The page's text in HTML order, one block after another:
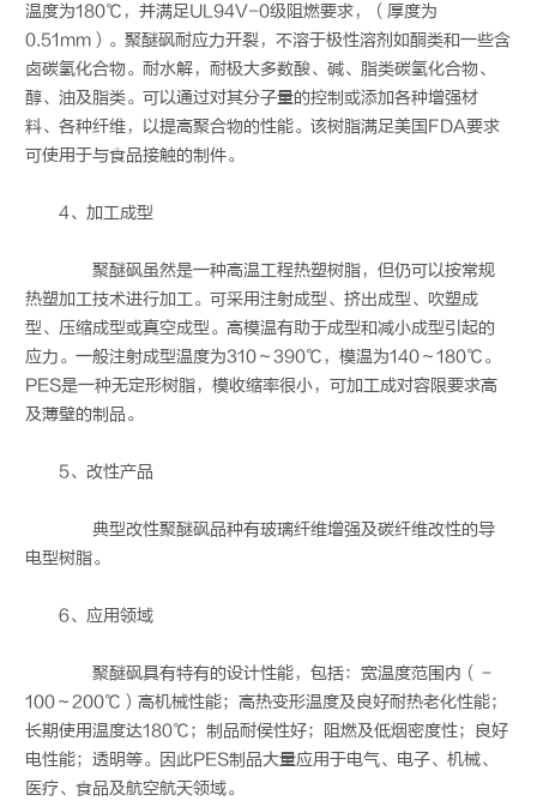
温度为180℃，并满足UL94V-0级阻燃要求，（厚度为
0.51mm）。聚醚砜耐应力开裂，不溶于极性溶剂如酮类和一些含
卤碳氢化合物。耐水解，耐极大多数酸、碱、脂类碳氢化合物、
醇、油及脂类。可以通过对其分子量的控制或添加各种增强材
料、各种纤维，以提高聚合物的性能。该树脂满足美国FDA要求
可使用于与食品接触的制件。
4、加工成型
聚醚砜虽然是一种高温工程热塑树脂，但仍可以按常规
热塑加工技术进行加工。可采用注射成型、挤出成型、吹塑成
型、压缩成型或真空成型。高模温有助于成型和减小成型引起的
应力。一般注射成型温度为310～390℃，模温为140～180℃。
PES是一种无定形树脂，模收缩率很小，可加工成对容限要求高
及薄壁的制品。
5、改性产品
典型改性聚醚砜品种有玻璃纤维增强及碳纤维改性的导
电型树脂。
6、应用领域
聚醚砜具有特有的设计性能，包括：宽温度范围内（－
100～200℃）高机械性能；高热变形温度及良好耐热老化性能；
长期使用温度达180℃；制品耐侯性好；阻燃及低烟密度性；良好
电性能；透明等。因此PES制品大量应用于电气、电子、机械、
医疗、食品及航空航天领域。